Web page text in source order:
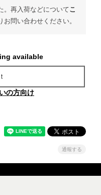
。再入荷などについてこ
お問い合わせください。
available
の方向け
通報する